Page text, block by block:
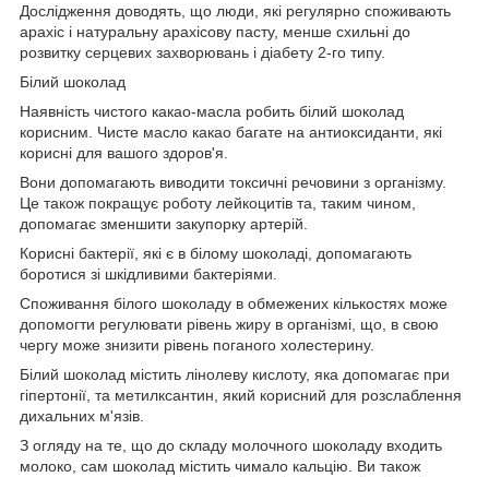
Дослідження доводять, що люди, які регулярно споживають
арахіс і натуральну арахісову пасту, менше схильні до
розвитку серцевих захворювань і діабету 2-го типу.
Білий шоколад
Наявність чистого какао-масла робить білий шоколад
корисним. Чисте масло какао багате на антиоксиданти, які
корисні для вашого здоров'я.
Вони допомагають виводити токсичні речовини з організму.
Це також покращує роботу лейкоцитів та, таким чином,
допомагає зменшити закупорку артерій.
Корисні бактерії, які є в білому шоколаді, допомагають
боротися зі шкідливими бактеріями.
Споживання білого шоколаду в обмежених кількостях може
допомогти регулювати рівень жиру в організмі, що, в свою
чергу може знизити рівень поганого холестерину.
Білий шоколад містить лінолеву кислоту, яка допомагає при
гіпертонії, та метилксантин, який корисний для розслаблення
дихальних м'язів.
З огляду на те, що до складу молочного шоколаду входить
молоко, сам шоколад містить чимало кальцію. Ви також